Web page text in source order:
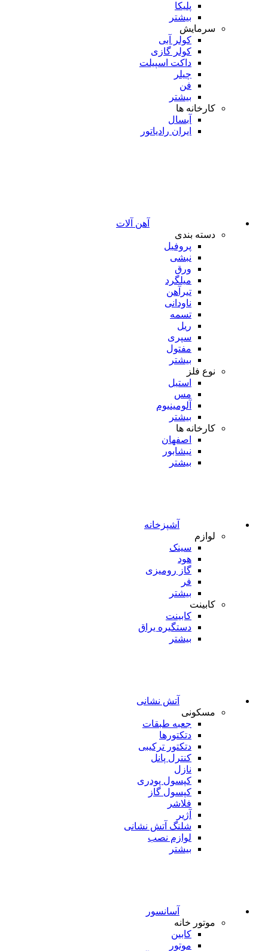
پلیکا
بیشتر
سرمایش
کولر آبی
کولر گازی
داکت اسپیلت
چیلر
فن
بیشتر
کارخانه ها
آبسال
ایران رادیاتور
آهن آلات
دسته بندی
پروفیل
نبشی
ورق
میلگرد
تیرآهن
ناودانی
تسمه
ریل
سپری
مفتول
بیشتر
نوع فلز
استیل
مس
آلومینیوم
بیشتر
کارخانه ها
اصفهان
نیشابور
بیشتر
آشپزخانه
لوازم
سینک
هود
گاز رومیزی
فر
بیشتر
کابینت
کابینت
دستگیره یراق
بیشتر
آتش نشانی
مسکونی
جعبه طبقات
دتکتورها
دتکتور ترکیبی
کنترل پانل
نازل
کپسول پودری
کپسول گاز
فلاشر
آژیر
شلنگ آتش نشانی
لوازم نصب
بیشتر
آسانسور
موتور خانه
کابین
موتور